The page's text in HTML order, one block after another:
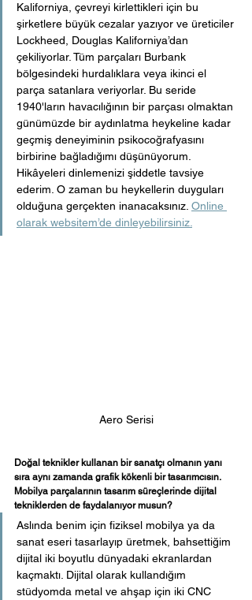
Kaliforniya, çevreyi kirlettikleri için bu
şirketlere büyük cezalar yazıyor ve üreticiler
Lockheed, Douglas Kaliforniya’dan
çekiliyorlar. Tüm parçaları Burbank
bölgesindeki hurdalıklara veya ikinci el
parça satanlara veriyorlar. Bu seride
1940'ların havacılığının bir parçası olmaktan
günümüzde bir aydınlatma heykeline kadar
geçmiş deneyiminin psikocoğrafyasını
birbirine bağladığımı düşünüyorum.
Hikâyeleri dinlemenizi şiddetle tavsiye
ederim. O zaman bu heykellerin duyguları
olduğuna gerçekten inanacaksınız. Online
olarak websitem’de dinleyebilirsiniz.
Aero Serisi
Doğal teknikler kullanan bir sanatçı olmanın yanı
sıra aynı zamanda grafik kökenli bir tasarımcısın.
Mobilya parçalarının tasarım süreçlerinde dijital
tekniklerden de faydalanıyor musun?
Aslında benim için fiziksel mobilya ya da
sanat eseri tasarlayıp üretmek, bahsettiğim
dijital iki boyutlu dünyadaki ekranlardan
kaçmaktı. Dijital olarak kullandığım
stüdyomda metal ve ahşap için iki CNC